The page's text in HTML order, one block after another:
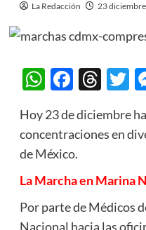
La Redacción 23
Hoy 23 de diciembre
concentraciones en
de México.
La Marcha en Marina
Por parte de Médicos
Nacional hacia las